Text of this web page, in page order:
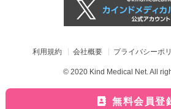
利用規約 会社概要 プライバシーポ
© 2020 Kind Medical Net. All
無料会員登